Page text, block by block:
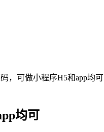
，可做小程序H5和app均可
均可